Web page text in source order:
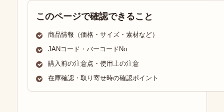
このページで確認できること
商品情報（価格・サイズ・素材など）
JANコード・バーコードNo
購入前の注意点・使用上の注意
在庫確認・取り寄せ時の確認ポイント